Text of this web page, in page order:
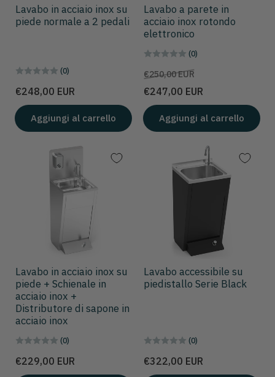
Lavabo in acciaio inox su
piede normale a 2 pedali
(0)
Prezzo
€248,00 EUR
Aggiungi al carrello
Lavabo a parete in
acciaio inox rotondo
elettronico
(0)
Prezzo
€250,00 EUR
scontato
€247,00 EUR
Aggiungi al carrello
Lavabo in acciaio inox su
piede + Schienale in
acciaio inox +
Distributore di sapone in
acciaio inox
(0)
Prezzo
€229,00 EUR
Lavabo accessibile su
piedistallo Serie Black
(0)
Prezzo
€322,00 EUR